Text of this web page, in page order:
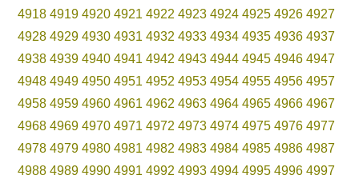
4918 4919 4920 4921 4922 4923 4924 4925 4926 4927
4928 4929 4930 4931 4932 4933 4934 4935 4936 4937
4938 4939 4940 4941 4942 4943 4944 4945 4946 4947
4948 4949 4950 4951 4952 4953 4954 4955 4956 4957
4958 4959 4960 4961 4962 4963 4964 4965 4966 4967
4968 4969 4970 4971 4972 4973 4974 4975 4976 4977
4978 4979 4980 4981 4982 4983 4984 4985 4986 4987
4988 4989 4990 4991 4992 4993 4994 4995 4996 4997